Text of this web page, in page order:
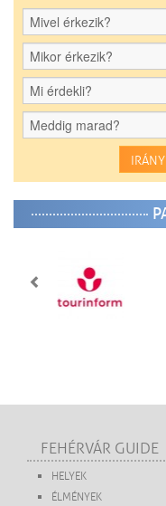
FEHÉRVÁR GUIDE
HELYEK
ÉLMÉNYEK